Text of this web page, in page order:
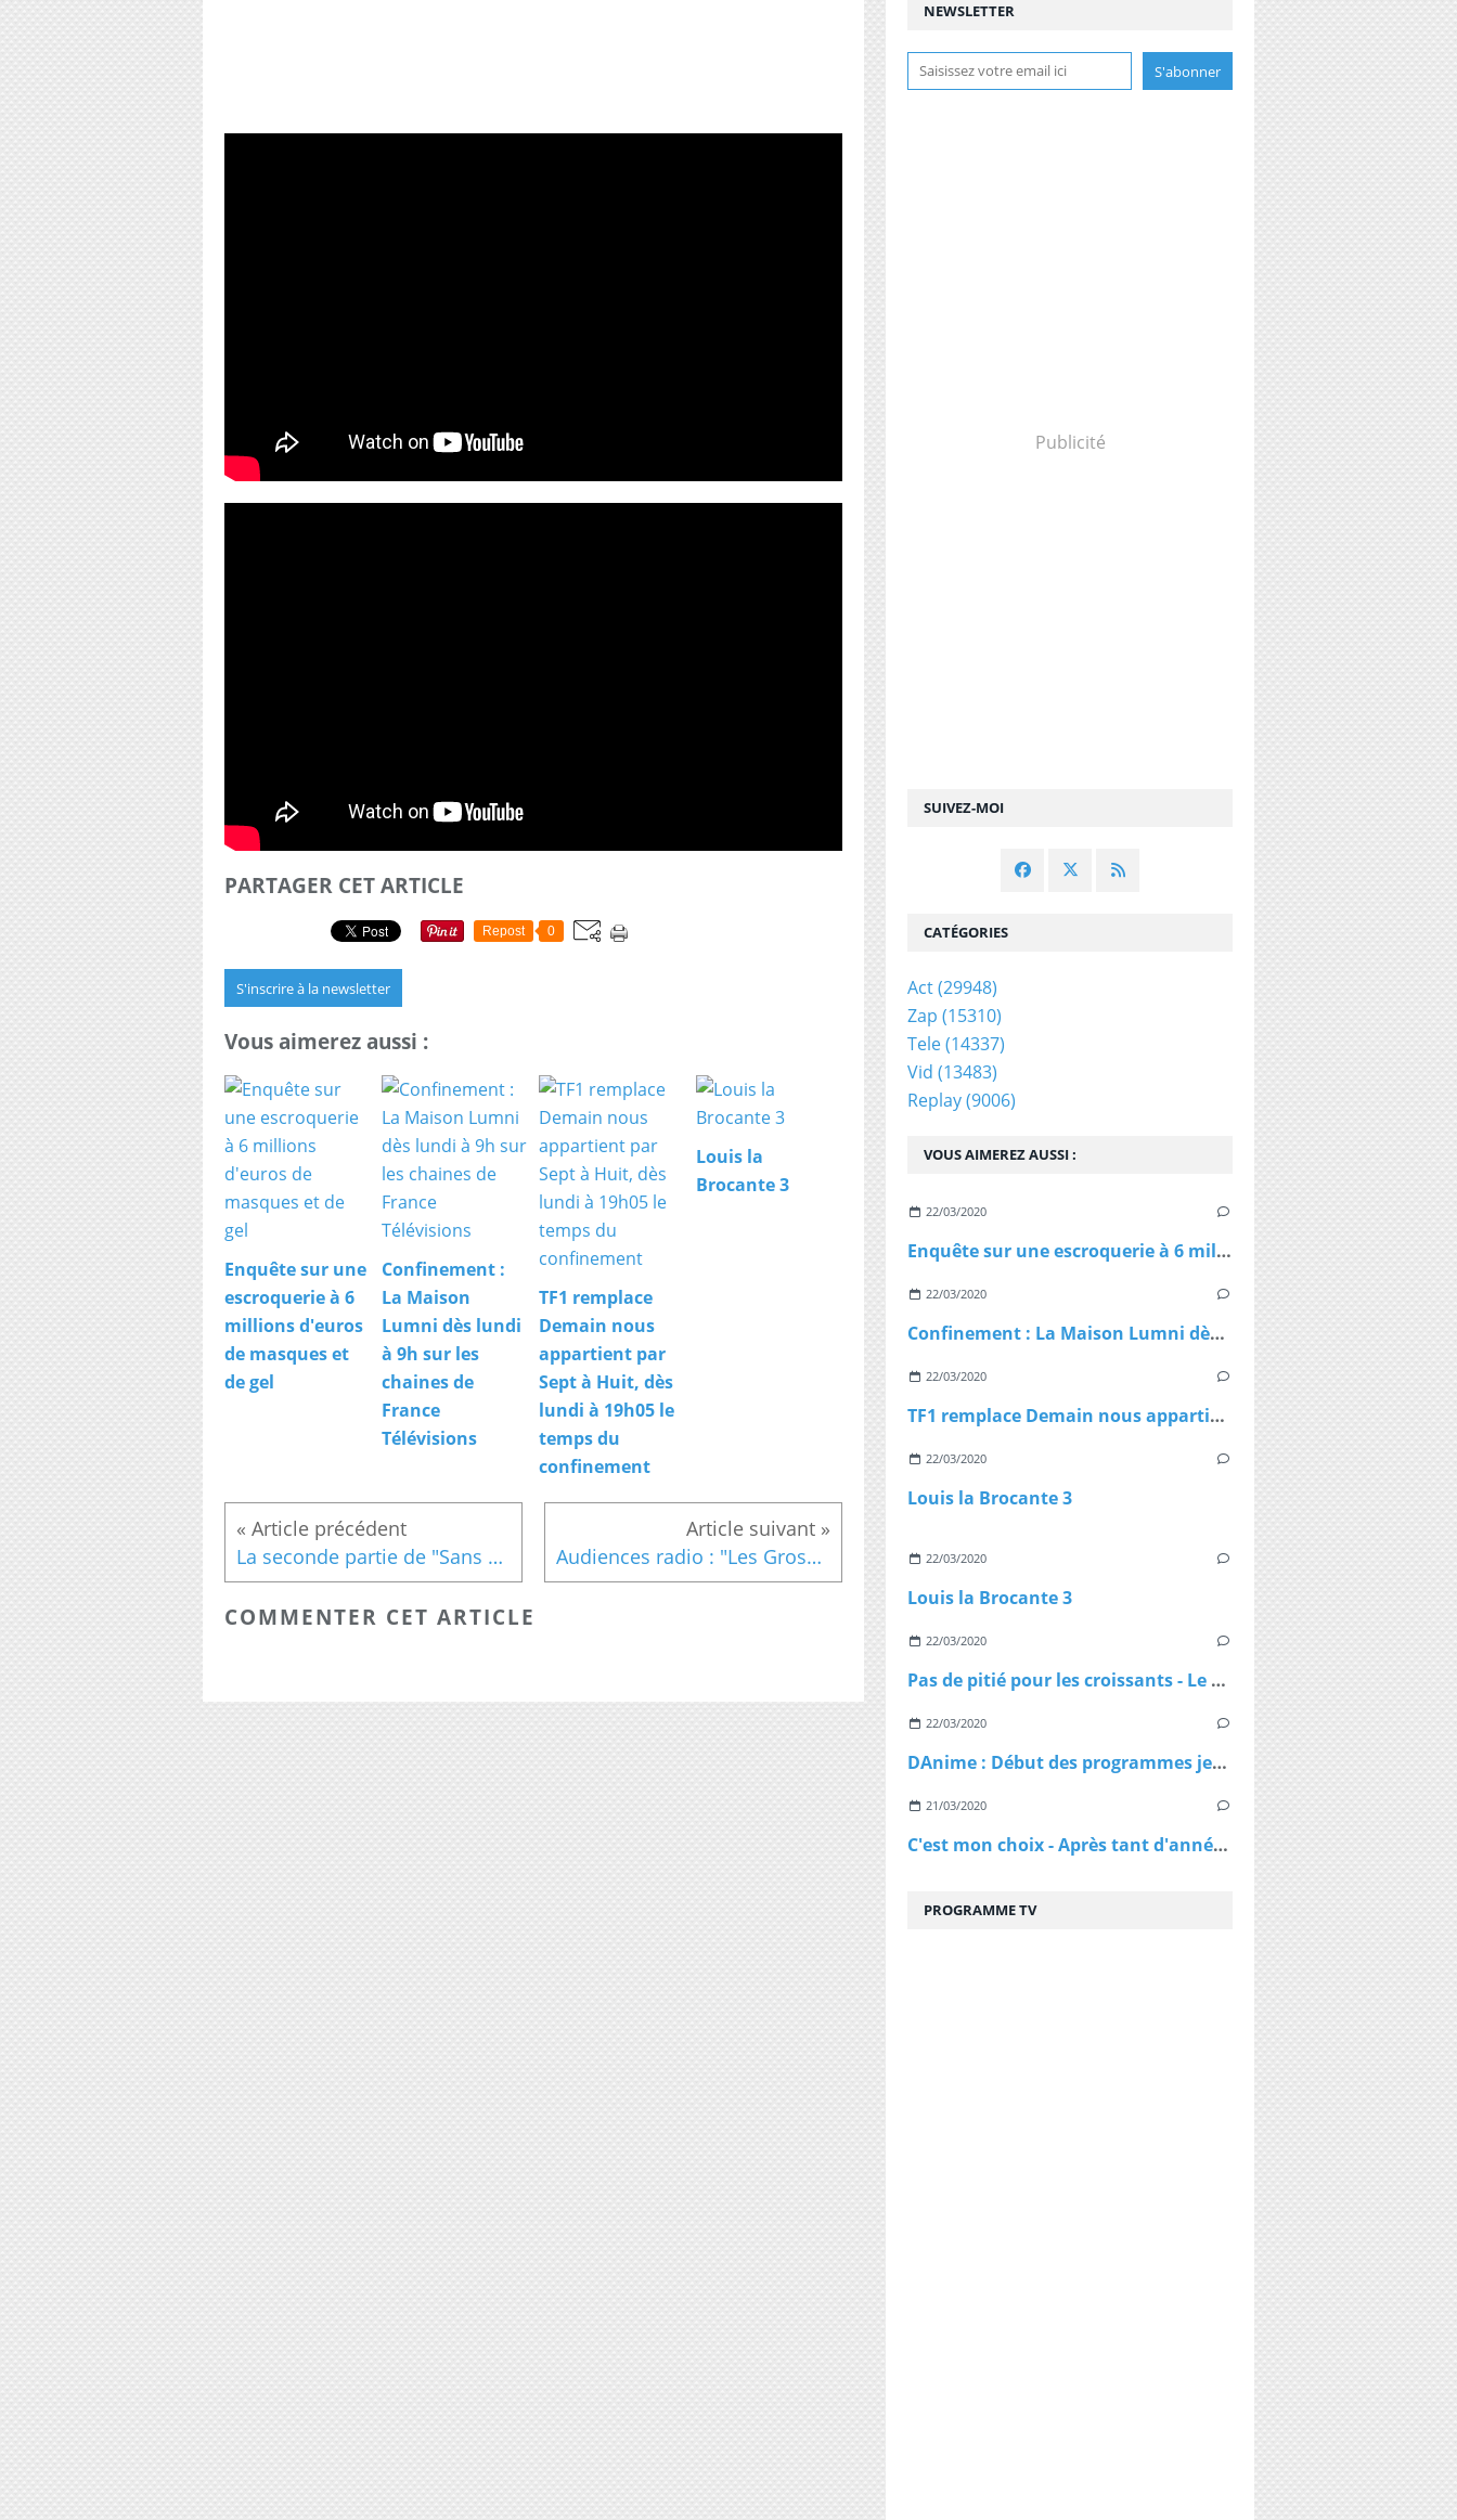
PARTAGER CET ARTICLE
Repost 0
S'inscrire à la newsletter
Vous aimerez aussi :
Enquête sur une
escroquerie à 6
millions d'euros
de masques et
de gel
Confinement :
La Maison
Lumni dès lundi
à 9h sur les
chaines de
France
Télévisions
TF1 remplace
Demain nous
appartient par
Sept à Huit, dès
lundi à 19h05 le
temps du
confinement
Louis la
Brocante 3
La seconde partie de "Sans Famille" avec Fabrice Josso et Pétula Clark sera rediffusée le mardi 13 février à 20h40 sur TV Melody Audiences radio : "Les Grosses Têtes" de Laurent Ruquier explosent tout, De Caunes et Vanhoenacker en forme
COMMENTER CET ARTICLE
NEWSLETTER
SUIVEZ-MOI
Publicité
VOUS AIMEREZ AUSSI :
22/03/2020
Enquête sur une escroquerie à 6 millions d'euros de masques et de gel
22/03/2020
Confinement : La Maison Lumni dès lundi à 9h sur les chaines de France Télévisions
22/03/2020
TF1 remplace Demain nous appartient par Sept à Huit, dès lundi à 19h05 le temps du confinement
22/03/2020
Louis la Brocante 3
22/03/2020
Louis la Brocante 3
22/03/2020
Pas de pitié pour les croissants - Le croissant pirate
22/03/2020
DAnime : Début des programmes jeunesse jusqu'en 1974
21/03/2020
C'est mon choix - Après tant d'années de mariage, vais-je réussir à te séduire à nouveau ?
CATÉGORIES
Act(29948)
Zap (15310)
Tele(14337)
Vid (13483)
Replay(9006)
PROGRAMME TV